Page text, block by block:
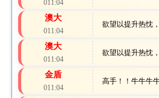
011:04
澳大
011:04
欲望以提升热忱
澳大
011:04
欲望以提升热忱
金盾
011:04
高手！！牛牛牛